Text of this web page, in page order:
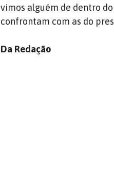
vimos alguém de dentro
confrontam com as do
Da Redação